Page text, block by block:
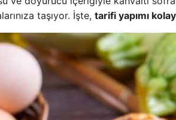
taşıyor. İşte, tarifi yapımı